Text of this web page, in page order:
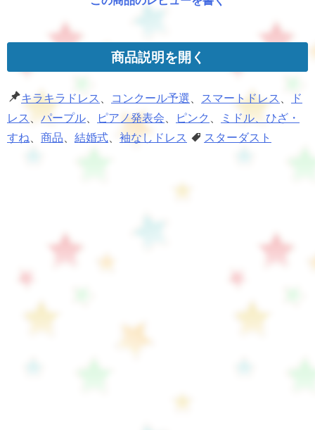
商品説明を開く
キラキラドレス コンクール予選 スマートドレス
ド
レス
パープル ピアノ発表会 ピンク
ミドル、ひざ・
すね
商品 結婚式 袖なしドレス スターダスト